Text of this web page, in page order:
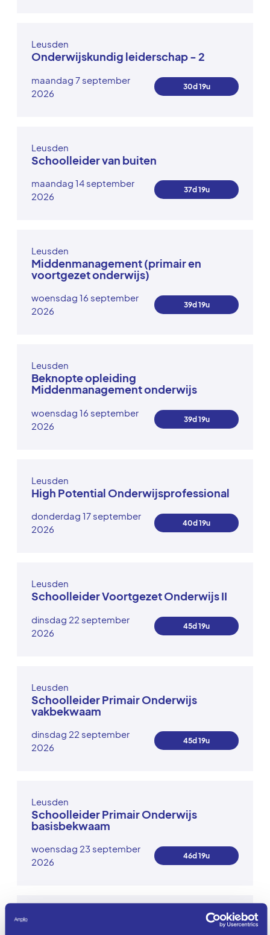
Leusden
Onderwijskundig leiderschap - 2
maandag 7 september
2026
30d 19u
Leusden
Schoolleider van buiten
maandag 14 september
2026
37d 19u
Leusden
Middenmanagement (primair en
voortgezet onderwijs)
woensdag 16 september
2026
39d 19u
Leusden
Beknopte opleiding
Middenmanagement onderwijs
woensdag 16 september
2026
39d 19u
Leusden
High Potential Onderwijsprofessional
donderdag 17 september
2026
40d 19u
Leusden
Schoolleider Voortgezet Onderwijs II
dinsdag 22 september
2026
45d 19u
Leusden
Schoolleider Primair Onderwijs
vakbekwaam
dinsdag 22 september
2026
45d 19u
Leusden
Schoolleider Primair Onderwijs
basisbekwaam
woensdag 23 september
2026
46d 19u
Schoolleider Voortgezet Onderwijs I